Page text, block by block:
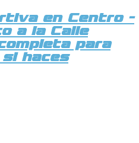
en Centro -
a la Calle
para
haces